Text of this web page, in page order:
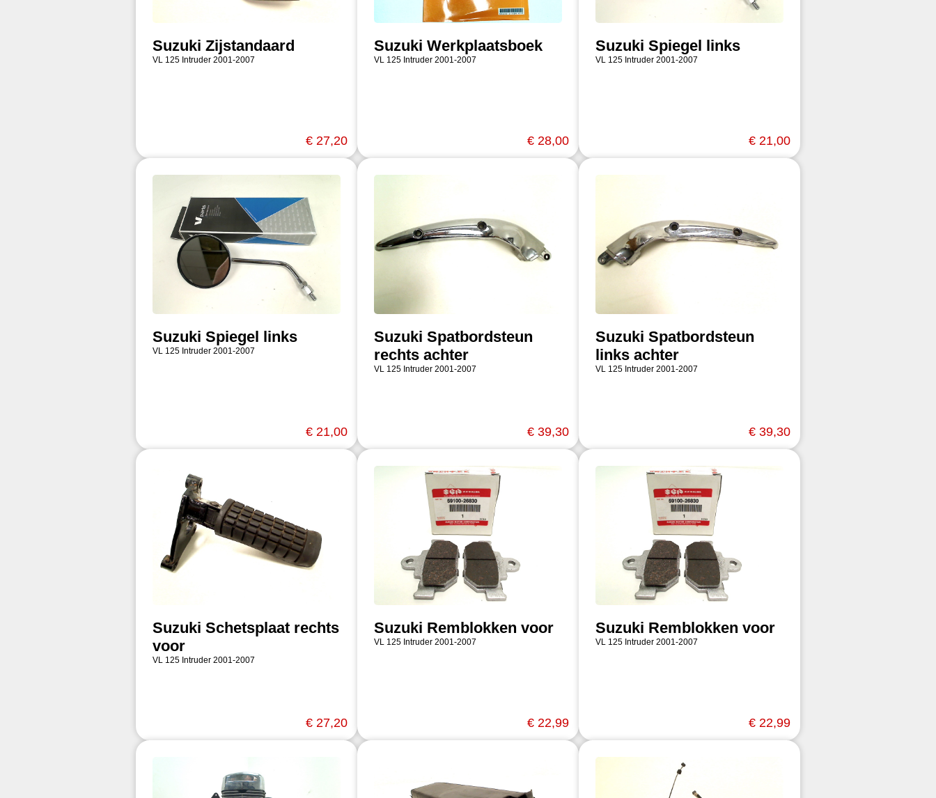
Suzuki Zijstandaard
VL 125 Intruder 2001-2007
€ 27,20
Suzuki Werkplaatsboek
VL 125 Intruder 2001-2007
€ 28,00
Suzuki Spiegel links
VL 125 Intruder 2001-2007
€ 21,00
Suzuki Spiegel links
VL 125 Intruder 2001-2007
€ 21,00
Suzuki Spatbordsteun
rechts achter
VL 125 Intruder 2001-2007
€ 39,30
Suzuki Spatbordsteun
links achter
VL 125 Intruder 2001-2007
€ 39,30
Suzuki Schetsplaat rechts
voor
VL 125 Intruder 2001-2007
€ 27,20
Suzuki Remblokken voor
VL 125 Intruder 2001-2007
€ 22,99
Suzuki Remblokken voor
VL 125 Intruder 2001-2007
€ 22,99